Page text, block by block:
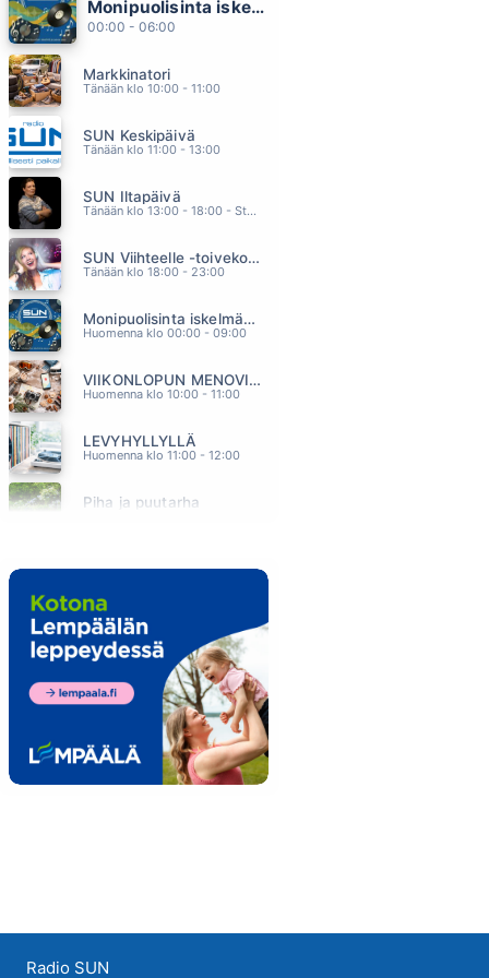
KOHTALONI
HULLUUDEN NIMIIN
EI OO EI TUU
OLE SINA MINUN
CANDYMAN
Monipuolisinta iskelmää ja parasta poppia
00:00 - 06:00
Markkinatori
Tänään klo 10:00 - 11:00
SUN Keskipäivä
Tänään klo 11:00 - 13:00
SUN Iltapäivä
Tänään klo 13:00 - 18:00 - Studiossa: Kaisu Lämsä
SUN Viihteelle -toivekonsertti
Tänään klo 18:00 - 23:00
Monipuolisinta iskelmää ja parasta poppia
Huomenna klo 00:00 - 09:00
VIIKONLOPUN MENOVINKIT
Huomenna klo 10:00 - 11:00
LEVYHYLLYLLÄ
Huomenna klo 11:00 - 12:00
Piha ja puutarha
Radio SUN